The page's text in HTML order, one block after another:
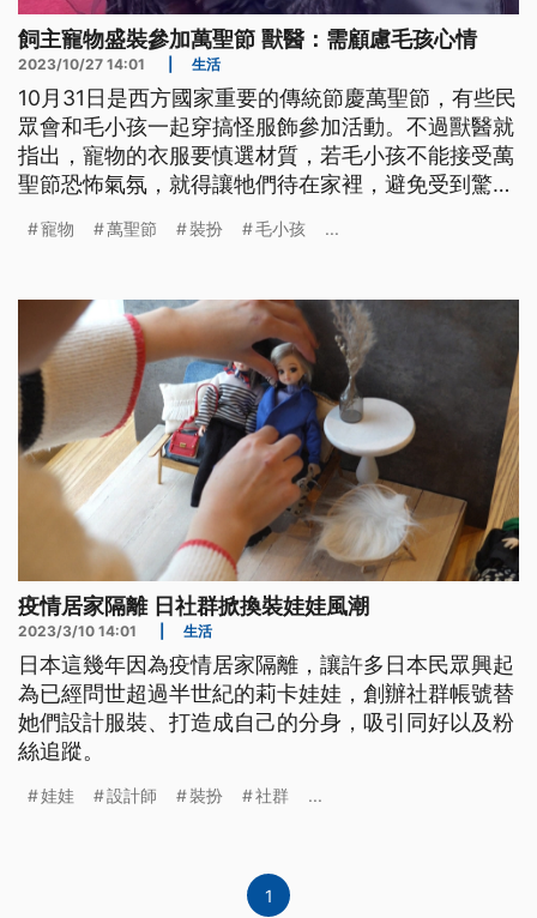
飼主寵物盛裝參加萬聖節 獸醫：需顧慮毛孩心情
2023/10/27 14:01 生活
10月31日是西方國家重要的傳統節慶萬聖節，有些民
眾會和毛小孩一起穿搞怪服飾參加活動。不過獸醫就
指出，寵物的衣服要慎選材質，若毛小孩不能接受萬
聖節恐怖氣氛，就得讓牠們待在家裡，避免受到驚
寵物 萬聖節 裝扮 毛小孩 ...
疫情居家隔離 日社群掀換裝娃娃風潮
2023/3/10 14:01 生活
日本這幾年因為疫情居家隔離，讓許多日本民眾興起
為已經問世超過半世紀的莉卡娃娃，創辦社群帳號替
她們設計服裝、打造成自己的分身，吸引同好以及粉
絲追蹤。
娃娃 設計師 裝扮 社群 ...
1